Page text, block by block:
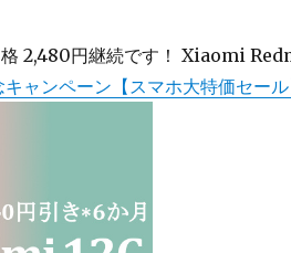
2,480円継続です！ Xiaomi
ャンペーン【スマホ大特価セール